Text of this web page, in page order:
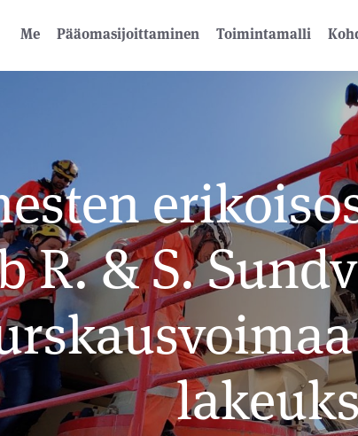
Me Pääoma­sijoittaminen Toimintamalli
R. & S.